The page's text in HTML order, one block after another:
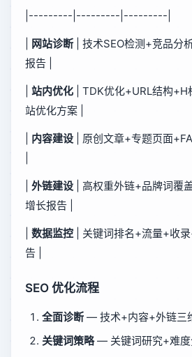
|---------|---------|---------|
网站诊断 | 技术SEO检测+竞品分
报告 |
站内优化 | TDK优化+URL结构
站优化方案 |
内容建设 | 原创文章+专题页面
外链建设 | 高权重外链+品牌词覆
增长报告 |
数据监控 | 关键词排名+流量+收
告 |
SEO 优化流程
全面诊断 — 技术+内容+外链三
关键词策略— 关键词研究+难度